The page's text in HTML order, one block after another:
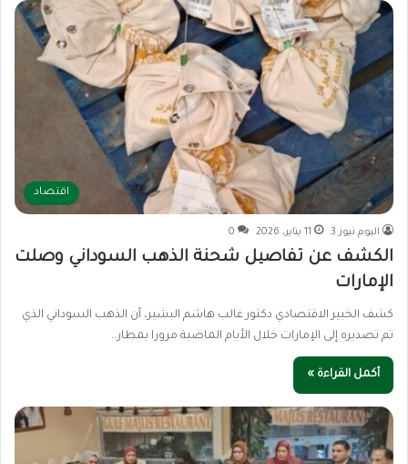
اقتصاد
اليوم نيوز 3 11 يناير، 2026 0
الكشف عن تفاصيل شحنة الذهب السوداني وصلت
الإمارات
كشف الخبير الاقتصادي دكتور غالب هاشم البشير، أن الذهب السوداني الذي
تم تصديره إلى الإمارات خلال الأيام الماضية مرورا بمطار…
أكمل القراءة »